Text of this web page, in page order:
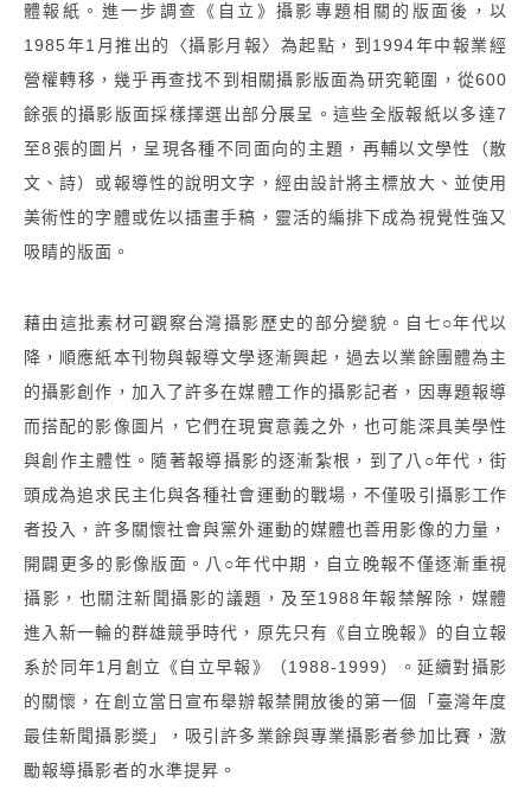
體報紙。進一步調查《自立》攝影專題相關的版面後，以
1985年1月推出的〈攝影月報〉為起點，到1994年中報業經
營權轉移，幾乎再查找不到相關攝影版面為研究範圍，從600
餘張的攝影版面採樣擇選出部分展呈。這些全版報紙以多達7
至8張的圖片，呈現各種不同面向的主題，再輔以文學性（散
文、詩）或報導性的說明文字，經由設計將主標放大、並使用
美術性的字體或佐以插畫手稿，靈活的編排下成為視覺性強又
吸睛的版面。
藉由這批素材可觀察台灣攝影歷史的部分變貌。自七○年代以
降，順應紙本刊物與報導文學逐漸興起，過去以業餘團體為主
的攝影創作，加入了許多在媒體工作的攝影記者，因專題報導
而搭配的影像圖片，它們在現實意義之外，也可能深具美學性
與創作主體性。隨著報導攝影的逐漸紮根，到了八○年代，街
頭成為追求民主化與各種社會運動的戰場，不僅吸引攝影工作
者投入，許多關懷社會與黨外運動的媒體也善用影像的力量，
開闢更多的影像版面。八○年代中期，自立晚報不僅逐漸重視
攝影，也關注新聞攝影的議題，及至1988年報禁解除，媒體
進入新一輪的群雄競爭時代，原先只有《自立晚報》的自立報
系於同年1月創立《自立早報》（1988-1999）。延續對攝影
的關懷，在創立當日宣布舉辦報禁開放後的第一個「臺灣年度
最佳新聞攝影奬」，吸引許多業餘與專業攝影者參加比賽，激
勵報導攝影者的水準提昇。